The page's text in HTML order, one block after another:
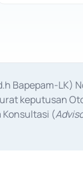
Bapepam-LK)
keputusan
Konsultasi (